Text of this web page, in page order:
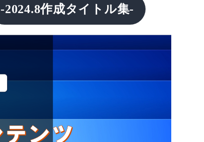
-2024.8作成タイトル集-